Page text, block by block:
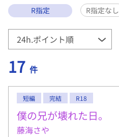
R指定
R指定なし
17 件
短編 完結 R18
僕の兄が壊れた日。
藤海さや